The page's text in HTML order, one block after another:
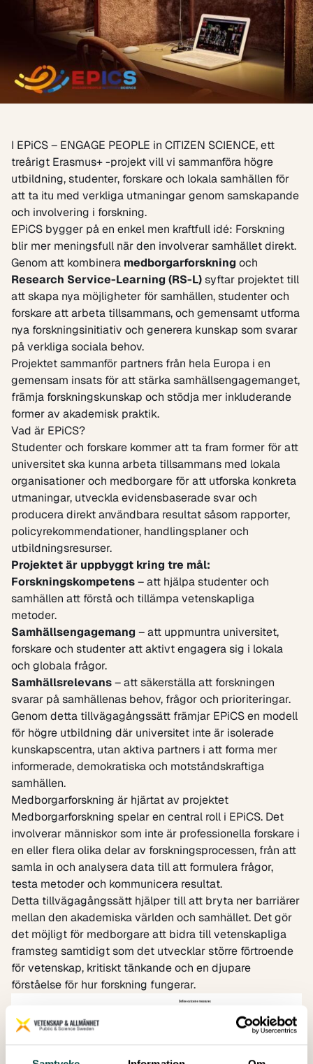
I EPiCS– ENGAGE PEOPLE in CITIZEN SCIENCE, ett
treårigt Erasmus+ -projekt vill vi sammanföra högre
utbildning, studenter, forskare och lokala samhällen för
att ta itu med verkliga utmaningar genom samskapande
och involvering i forskning.
EPiCS bygger på en enkel men kraftfull idé: Forskning
blir mer meningsfull när den involverar samhället direkt.
Genom att kombinera medborgarforskning och
Research Service-Learning (RS-L)syftar projektet till
att skapa nya möjligheter för samhällen, studenter och
forskare att arbeta tillsammans, och gemensamt utforma
nya forskningsinitiativ och generera kunskap som svarar
på verkliga sociala behov.
Projektet sammanför partners från hela Europa i en
gemensam insats för att stärka samhällsengagemanget,
främja forskningskunskap och stödja mer inkluderande
former av akademisk praktik.
Vad är EPiCS?
Studenter och forskare kommer att ta fram former för att
universitet ska kunna arbeta tillsammans med lokala
organisationer och medborgare för att utforska konkreta
utmaningar, utveckla evidensbaserade svar och
producera direkt användbara resultat såsom rapporter,
policyrekommendationer, handlingsplaner och
utbildningsresurser.
Projektet är uppbyggt kring tre mål:
Forskningskompetens– att hjälpa studenter och
samhällen att förstå och tillämpa vetenskapliga
metoder.
Samhällsengagemang – att uppmuntra universitet,
forskare och studenter att aktivt engagera sig i lokala
och globala frågor.
Samhällsrelevans– att säkerställa att forskningen
svarar på samhällenas behov, frågor och prioriteringar.
Genom detta tillvägagångssätt främjar EPiCS en modell
för högre utbildning där universitet inte är isolerade
kunskapscentra, utan aktiva partners i att forma mer
informerade, demokratiska och motståndskraftiga
samhällen.
Medborgarforskning är hjärtat av projektet
Medborgarforskning spelar en central roll i EPiCS. Det
involverar människor som inte är professionella forskare i
en eller flera olika delar av forskningsprocessen, från att
samla in och analysera data till att formulera frågor,
testa metoder och kommunicera resultat.
Detta tillvägagångssätt hjälper till att bryta ner barriärer
mellan den akademiska världen och samhället. Det gör
det möjligt för medborgare att bidra till vetenskapliga
framsteg samtidigt som det utvecklar större förtroende
för vetenskap, kritiskt tänkande och en djupare
förståelse för hur forskning fungerar.